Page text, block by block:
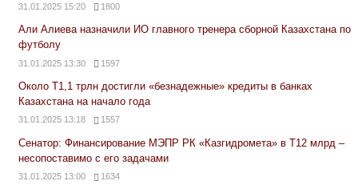
31.01.2025 15:20 1800
Али Алиева назначили ИО главного тренера сборной Казахстана по
футболу
31.01.2025 13:30 1597
Около Т1,1 трлн достигли «безнадежные» кредиты в банках
Казахстана на начало года
31.01.2025 13:18 1557
Сенатор: Финансирование МЭПР РК «Казгидромета» в Т12 млрд –
несопоставимо с его задачами
31.01.2025 13:00 1634